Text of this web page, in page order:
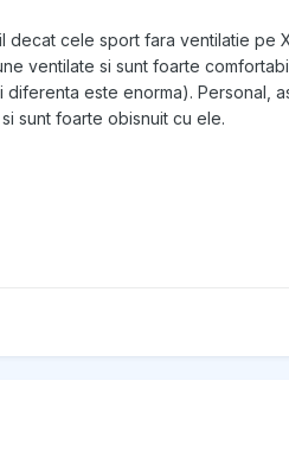
cele sport fara ventilatie pe
ventilate si sunt foarte
este enorma). Personal,
sunt foarte obisnuit cu ele.